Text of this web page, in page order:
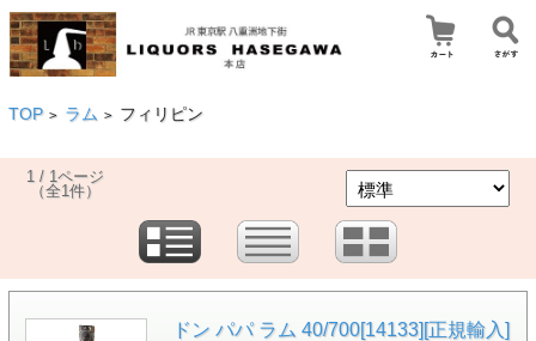
TOP > ラム > フィリピン
1 / 1ページ
（全1件）
ドン パパ ラム 40/700[14133][正規輸入]